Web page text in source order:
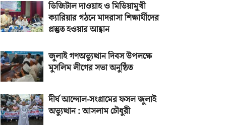
ডিজিটাল দাওয়াহ ও মিডিয়ামুখী
ক্যারিয়ার গঠনে মাদরাসা শিক্ষার্থীদের
প্রস্তুত হওয়ার আহ্বান
জুলাই গণঅভ্যুত্থান দিবস উপলক্ষে
মুসলিম লীগের সভা অনুষ্ঠিত
দীর্ঘ আন্দোল-সংগ্রামের ফসল জুলাই
অভ্যুত্থান : আসলাম চৌধুরী